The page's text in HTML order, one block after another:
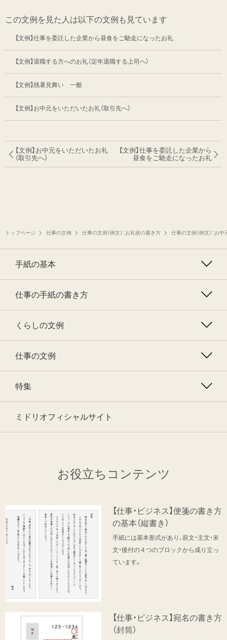
この文例を見た人は以下の文例も見ています
【文例】仕事を委託した企業から昼食をご馳走になったお礼
【文例】退職する方へのお礼（定年退職する上司へ）
【文例】残暑見舞い 一般
【文例】お中元をいただいたお礼（取引先へ）
【文例】お中元をいただいたお礼
（取引先へ）
【文例】仕事を委託した企業から
昼食を ご馳走になったお礼
トップページ 仕事の文例 仕事の文例（例文）：お礼状の書き方 仕事の文例（例文）：お
手紙の基本
仕事の手紙の書き方
くらしの文例
仕事の文例
特集
ミドリオフィシャルサイト
お役立ちコンテンツ
【仕事・ビジネス】便箋の書き方
の基本（縦書き）
手紙には基本形式があり、前文・主文・末
文・後付の４つのブロックから成り立っ
ています。
【仕事・ビジネス】宛名の書き方
（封筒）